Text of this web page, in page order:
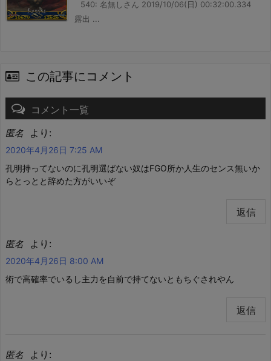
540: 名無しさん 2019/10/06(日) 00:32:00.334
露出 ...
この記事にコメント
コメント一覧
匿名 より:
2020年4月26日 7:25 AM
孔明持ってないのに孔明選ばない奴はFGO所か人生のセンス無いか
らとっとと辞めた方がいいぞ
返信
匿名 より:
2020年4月26日 8:00 AM
術で高確率でいるし主力を自前で持てないともちぐされやん
返信
匿名 より: